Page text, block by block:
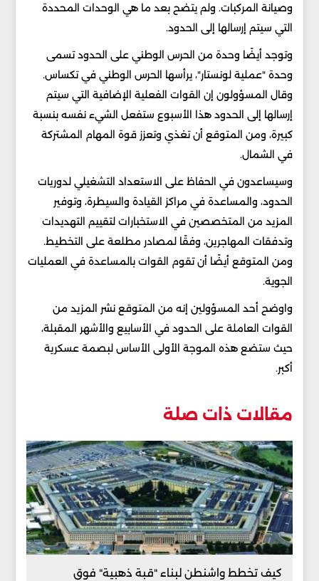
وصيانة المركبات. ولم يتضح بعد ما هي الوحدات المحددة
التي سيتم إرسالها إلى الحدود.
وتوجد أيضًا وحدة من الحرس الوطني على الحدود تسمى
وحدة "عملية لونستار"، يرأسها الحرس الوطني في تكساس.
وقال المسؤولون إن القوات الفعلية الإضافية التي سيتم
إرسالها إلى الحدود هذا الأسبوع ستفعل الشيء نفسه بنسبة
كبيرة، ومن المتوقع أن تغذي وتعزز قوة المهام المشتركة
في الشمال.
وسيساعدون في الحفاظ على الاستعداد التشغيلي لدوريات
الحدود، والمساعدة في مراكز القيادة والسيطرة، وتوفير
المزيد من المتخصصين في الاستخبارات لتقييم التهديدات
وتدفقات المهاجرين، وفقًا لمصادر مطلعة على التخطيط.
ومن المتوقع أيضًا أن تقوم القوات بالمساعدة في العمليات
الجوية.
واوضح أحد المسؤولين إنه من المتوقع نشر المزيد من
القوات العاملة على الحدود في الأسابيع والأشهر المقبلة،
حيث ستضع هذه الموجة الأولى الأساس لبصمة عسكرية
أكبر.
مقالات ذات صلة
كيف تخطط واشنطن لبناء "قبة ذهبية" فوق